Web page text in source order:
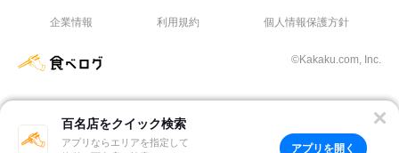
百名店をクイック検索
アプリならエリアを指定して
アプリを開く
企業情報 利用規約 個人情報保護方針
©Kakaku.com, Inc.